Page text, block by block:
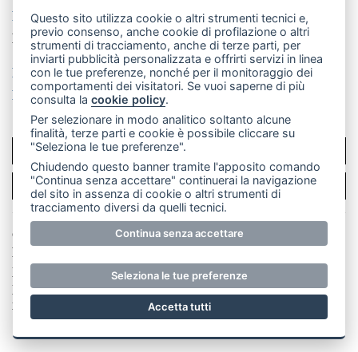
La redazione
MerateOnline CasateOnline
RSS
Made by VIP
Privacy policy
Cookie policy
Rivedi le tue scelte sui cookie
SCRIVICI
PER LA TUA PUBBLICITÀ
© Copyright Merateonline S.r.l. - Tutti i diritti riservati.
E' proibita la riproduzione e pubblicazione anche
parziale di testi, articoli e immagini senza la
preventiva autorizzazione scritta dell'editore. RI Lecco
numero Rea LC 291.277 - Capitale sociale 10.329,14 €
Questo sito utilizza cookie o altri strumenti tecnici e,
previo consenso, anche cookie di profilazione o altri
strumenti di tracciamento, anche di terze parti, per
inviarti pubblicità personalizzata e offrirti servizi in linea
con le tue preferenze, nonché per il monitoraggio dei
comportamenti dei visitatori. Se vuoi saperne di più
consulta lacookie policy.
Per selezionare in modo analitico soltanto alcune
finalità, terze parti e cookie è possibile cliccare su
"Seleziona le tue preferenze".
Chiudendo questo banner tramite l'apposito comando
"Continua senza accettare" continuerai la navigazione
del sito in assenza di cookie o altri strumenti di
tracciamento diversi da quelli tecnici.
Continua senza accettare
Seleziona le tue preferenze
Accetta tutti